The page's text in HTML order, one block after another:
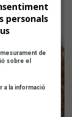
personals
de
sobre el
a la informació